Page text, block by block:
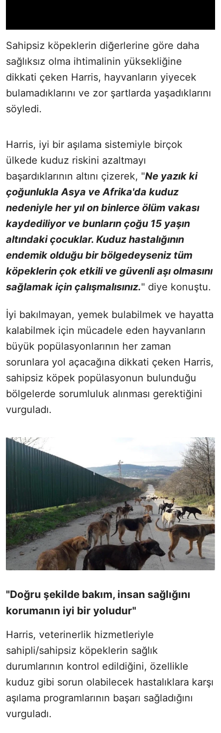
Sahipsiz köpeklerin diğerlerine göre daha
sağlıksız olma ihtimalinin yüksekliğine
dikkati çeken Harris, hayvanların yiyecek
bulamadıklarını ve zor şartlarda yaşadıklarını
söyledi.
Harris, iyi bir aşılama sistemiyle birçok
ülkede kuduz riskini azaltmayı
başardıklarının altını çizerek, "Ne yazık ki
çoğunlukla Asya ve Afrika'da kuduz
nedeniyle her yıl on binlerce ölüm vakası
kaydediliyor ve bunların çoğu 15 yaşın
altındaki çocuklar. Kuduz hastalığının
endemik olduğu bir bölgedeyseniz tüm
köpeklerin çok etkili ve güvenli aşı olmasını
sağlamak için çalışmalısınız." diye konuştu.
İyi bakılmayan, yemek bulabilmek ve hayatta
kalabilmek için mücadele eden hayvanların
büyük popülasyonlarının her zaman
sorunlara yol açacağına dikkati çeken Harris,
sahipsiz köpek popülasyonun bulunduğu
bölgelerde sorumluluk alınması gerektiğini
vurguladı.
"Doğru şekilde bakım, insan sağlığını
korumanın iyi bir yoludur"
Harris, veterinerlik hizmetleriyle
sahipli/sahipsiz köpeklerin sağlık
durumlarının kontrol edildiğini, özellikle
kuduz gibi sorun olabilecek hastalıklara karşı
aşılama programlarının başarı sağladığını
vurguladı.